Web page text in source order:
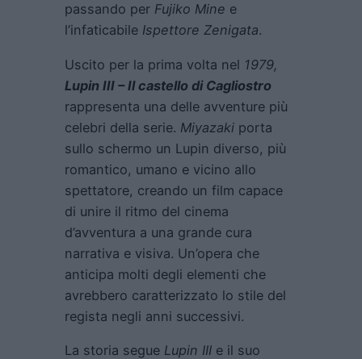
passando per Fujiko Mine e
l’infaticabile Ispettore Zenigata.
Uscito per la prima volta nel 1979,
Lupin III – Il castello di Cagliostro
rappresenta una delle avventure più
celebri della serie. Miyazaki porta
sullo schermo un Lupin diverso, più
romantico, umano e vicino allo
spettatore, creando un film capace
di unire il ritmo del cinema
d’avventura a una grande cura
narrativa e visiva. Un’opera che
anticipa molti degli elementi che
avrebbero caratterizzato lo stile del
regista negli anni successivi.
La storia segue Lupin III e il suo